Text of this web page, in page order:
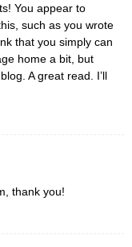
You appear to
such as you wrote
that you simply can
home a bit, but
A great read. I’ll
thank you!